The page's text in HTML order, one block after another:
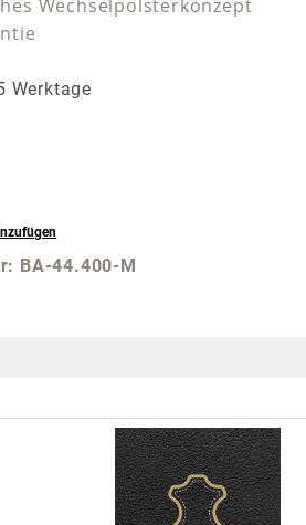
Wechselpolsterkonzept
Werktage
BA-44.400-M